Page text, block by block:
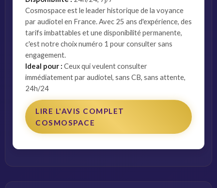
Cosmospace est le leader historique de la voyance
par audiotel en France. Avec 25 ans d'expérience, des
tarifs imbattables et une disponibilité permanente,
c'est notre choix numéro 1 pour consulter sans
engagement.
Ideal pour : Ceux qui veulent consulter
immédiatement par audiotel, sans CB, sans attente,
24h/24
LIRE L'AVIS COMPLET
COSMOSPACE